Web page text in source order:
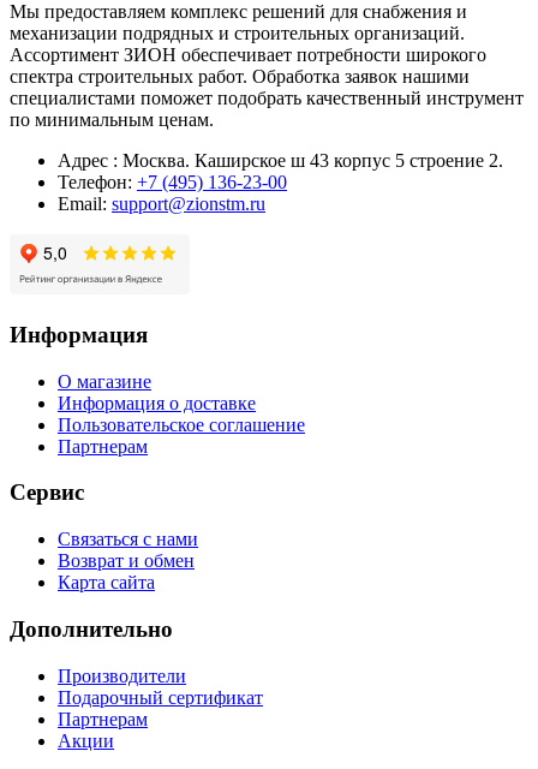
Мы предоставляем комплекс решений для снабжения и
механизации подрядных и строительных организаций.
Ассортимент ЗИОН обеспечивает потребности широкого
спектра строительных работ. Обработка заявок нашими
специалистами поможет подобрать качественный инструмент
по минимальным ценам.
Адрес : Москва. Каширское ш 43 корпус 5 строение 2.
Телефон: +7 (495) 136-23-00
Email: support@zionstm.ru
Информация
О магазине
Информация о доставке
Пользовательское соглашение
Партнерам
Сервис
Связаться с нами
Возврат и обмен
Карта сайта
Дополнительно
Производители
Подарочный сертификат
Партнерам
Акции